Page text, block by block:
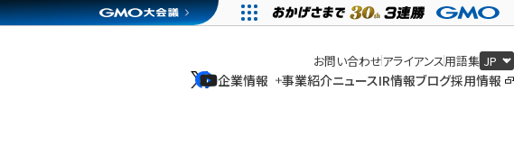
企業情報
企業情報
事業紹介ニュースIR情報ブログ採用情報
お問い合わせアライアンス用語集